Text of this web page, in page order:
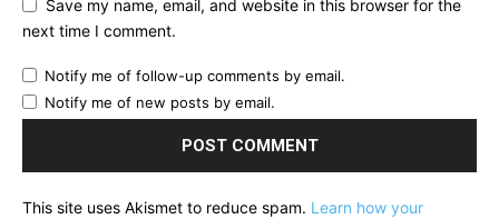
Save my name, email, and website in this browser for the
next time I comment.
Notify me of follow-up comments by email.
Notify me of new posts by email.
This site uses Akismet to reduce spam. Learn how your